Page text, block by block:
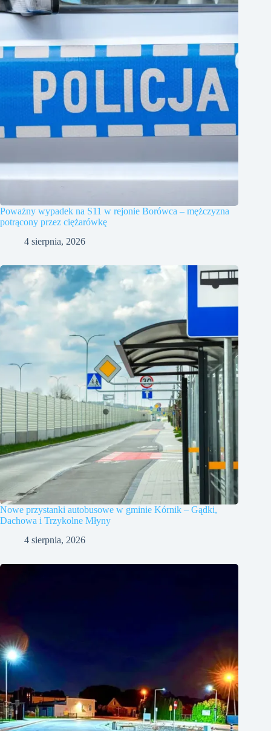
Poważny wypadek na S11 w rejonie Borówca – mężczyzna
potrącony przez ciężarówkę
4 sierpnia, 2026
Nowe przystanki autobusowe w gminie Kórnik – Gądki,
Dachowa i Trzykolne Młyny
4 sierpnia, 2026